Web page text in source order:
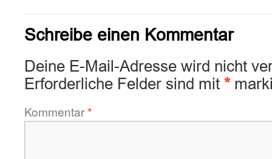
Schreibe einen Kommentar
Deine E-Mail-Adresse wird nicht
Erforderliche Felder sind mit *
Kommentar*